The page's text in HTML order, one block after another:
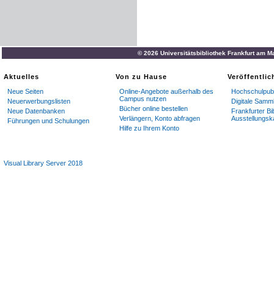
© 2026 Universitätsbibliothek Frankfurt am
Aktuelles
Neue Seiten
Neuerwerbungslisten
Neue Datenbanken
Führungen und Schulungen
Von zu Hause
Online-Angebote außerhalb des
Campus nutzen
Bücher online bestellen
Verlängern, Konto abfragen
Hilfe zu Ihrem Konto
Digitale
Frankfurter
Visual Library Server 2018